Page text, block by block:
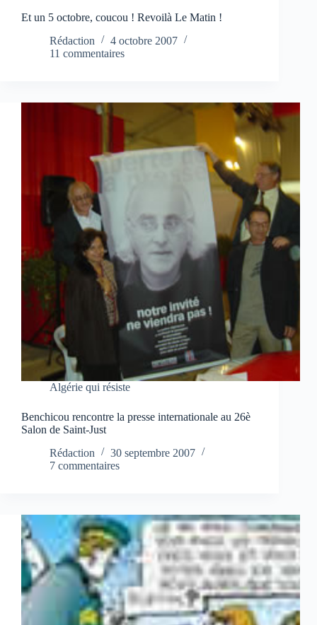
Et un 5 octobre, coucou ! Revoilà Le Matin !
Rédaction
4 octobre 2007
11 commentaires
Algérie qui résiste
Benchicou rencontre la presse internationale au 26è
Salon de Saint-Just
Rédaction
30 septembre 2007
7 commentaires